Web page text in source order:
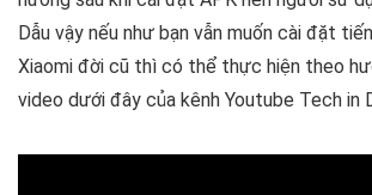
Dẫu vậy nếu như bạn vẫn muốn cài đặt
Xiaomi đời cũ thì có thể thực hiện theo
video dưới đây của kênh Youtube Tech in